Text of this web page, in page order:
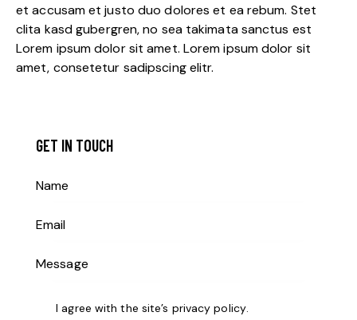
et accusam et justo duo dolores et ea rebum. Stet
clita kasd gubergren, no sea takimata sanctus est
Lorem ipsum dolor sit amet. Lorem ipsum dolor sit
amet, consetetur sadipscing elitr.
GET IN TOUCH
I agree with the site’s privacy policy